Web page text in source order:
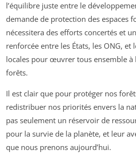
l’équilibre juste entre le
demande de protection des espaces
nécessitera des efforts concertés et
renforcée entre les États, les ONG, et
locales pour œuvrer tous ensemble à
forêts.
Il est clair que pour protéger nos
redistribuer nos priorités envers la
pas seulement un réservoir de
pour la survie de la planète, et leur
que nous prenons aujourd’hui.